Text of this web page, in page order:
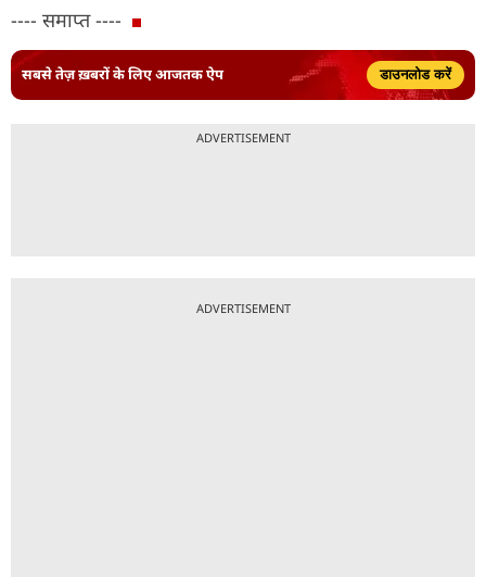
---- समाप्त ----
सबसे तेज़ ख़बरों के लिए आजतक ऐप डाउनलोड करें
ADVERTISEMENT
ADVERTISEMENT